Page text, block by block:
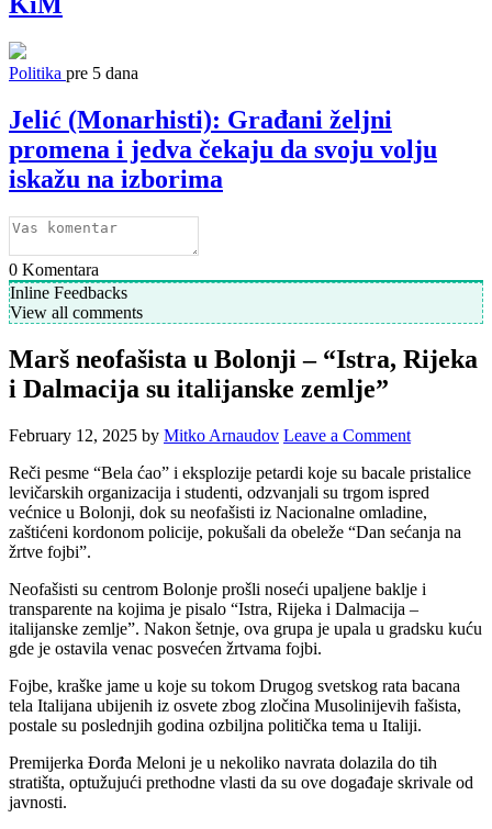
Politika pre 5 dana
Jelić (Monarhisti): Građani željni
promena i jedva čekaju da svoju volju
iskažu na izborima
0 Komentara
Inline Feedbacks
View all comments
Marš neofašista u Bolonji – “Istra, Rijeka
i Dalmacija su italijanske zemlje”
February 12, 2025 by Mitko Arnaudov Leave a Comment
Reči pesme “Bela ćao” i eksplozije petardi koje su bacale pristalice
levičarskih organizacija i studenti, odzvanjali su trgom ispred
većnice u Bolonji, dok su neofašisti iz Nacionalne omladine,
zaštićeni kordonom policije, pokušali da obeleže “Dan sećanja na
žrtve fojbi”.
Neofašisti su centrom Bolonje prošli noseći upaljene baklje i
transparente na kojima je pisalo “Istra, Rijeka i Dalmacija –
italijanske zemlje”. Nakon šetnje, ova grupa je upala u gradsku kuću
gde je ostavila venac posvećen žrtvama fojbi.
Fojbe, kraške jame u koje su tokom Drugog svetskog rata bacana
tela Italijana ubijenih iz osvete zbog zločina Musolinijevih fašista,
postale su poslednjih godina ozbiljna politička tema u Italiji.
Premijerka Đorđa Meloni je u nekoliko navrata dolazila do tih
stratišta, optužujući prethodne vlasti da su ove događaje skrivale od
javnosti.